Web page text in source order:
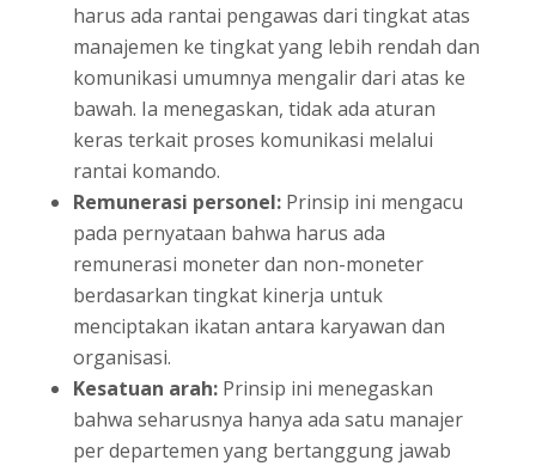
harus ada rantai pengawas dari tingkat atas
manajemen ke tingkat yang lebih rendah dan
komunikasi umumnya mengalir dari atas ke
bawah. Ia menegaskan, tidak ada aturan
keras terkait proses komunikasi melalui
rantai komando.
Remunerasi personel:Prinsip ini mengacu
pada pernyataan bahwa harus ada
remunerasi moneter dan non-moneter
berdasarkan tingkat kinerja untuk
menciptakan ikatan antara karyawan dan
organisasi.
Kesatuan arah:Prinsip ini menegaskan
bahwa seharusnya hanya ada satu manajer
per departemen yang bertanggung jawab